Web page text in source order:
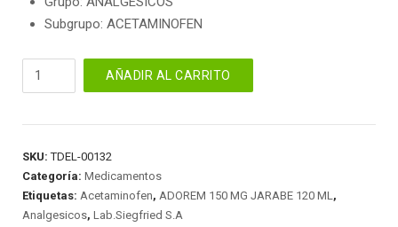
Subgrupo: ACETAMINOFEN
ADOREM
JARABE
ML
cantidad
AÑADIR AL CARRITO
SKU:TDEL-00132
Categoría: Medicamentos
Etiquetas: Acetaminofen, ADOREM 150 MG JARABE 120 ML,
Analgesicos, Lab.Siegfried S.A